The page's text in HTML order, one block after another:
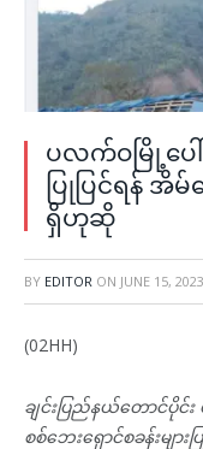
ပလက်ဝမြို့ပေါ်
ပြုပြင်ရန် အိ
ရှိဟုဆို
BY EDITOR ON JUNE 15, 2023
(02HH)
ချင်းပြည်နယ်တောင်ပို
စစ်ဘေးရှောင်စခန်းမ